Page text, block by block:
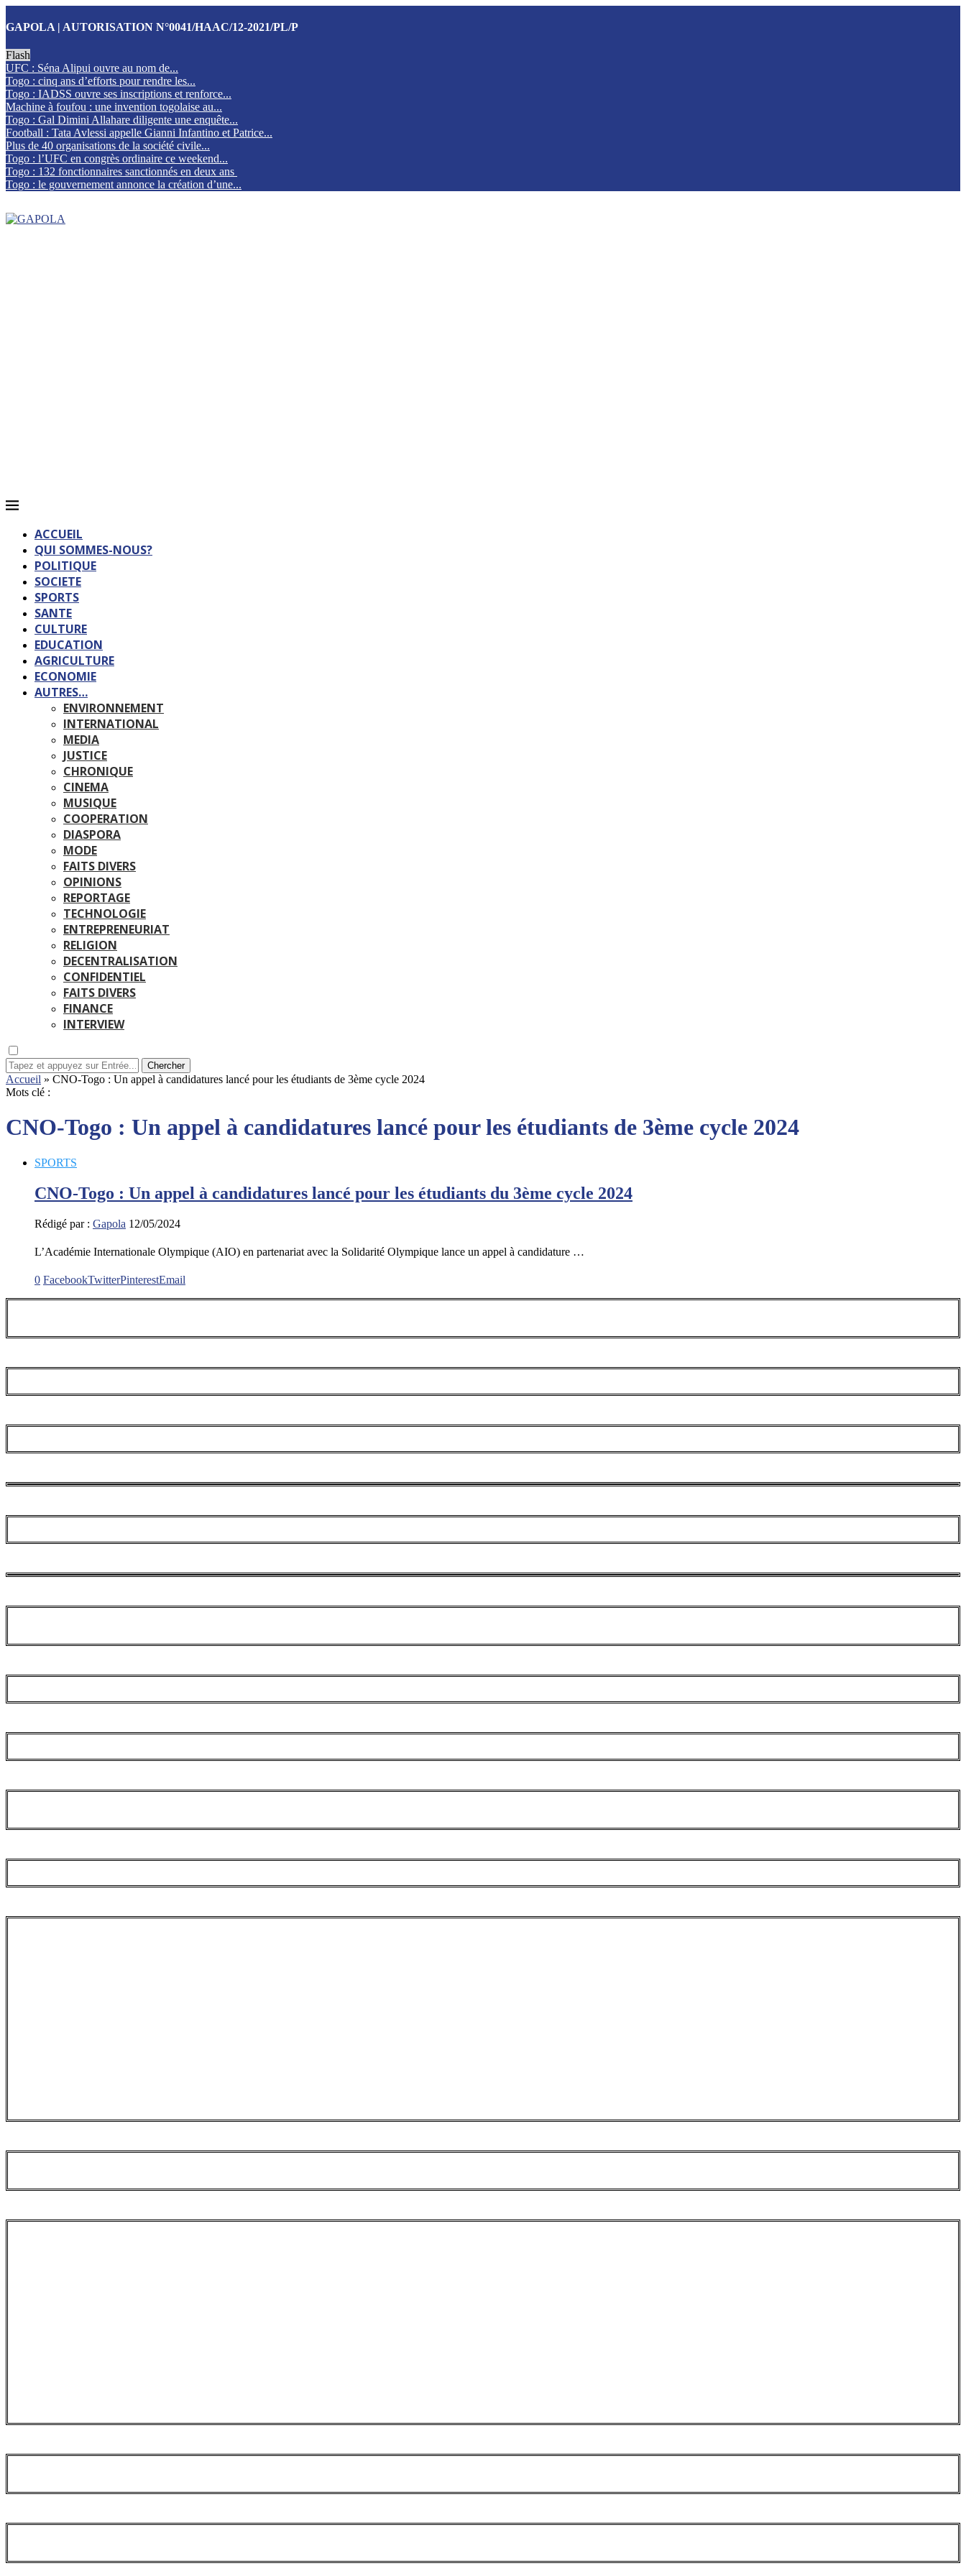
GAPOLA | AUTORISATION N°0041/HAAC/12-2021/PL/P
Flash
UFC : Séna Alipui ouvre au nom de...
Togo : cinq ans d’efforts pour rendre les...
Togo : IADSS ouvre ses inscriptions et renforce...
Machine à foufou : une invention togolaise au...
Togo : Gal Dimini Allahare diligente une enquête...
Football : Tata Avlessi appelle Gianni Infantino et Patrice...
Plus de 40 organisations de la société civile...
Togo : l’UFC en congrès ordinaire ce weekend...
Togo : 132 fonctionnaires sanctionnés en deux ans
Togo : le gouvernement annonce la création d’une...
ACCUEIL
QUI SOMMES-NOUS?
POLITIQUE
SOCIETE
SPORTS
SANTE
CULTURE
EDUCATION
AGRICULTURE
ECONOMIE
AUTRES…
ENVIRONNEMENT
INTERNATIONAL
MEDIA
JUSTICE
CHRONIQUE
CINEMA
MUSIQUE
COOPERATION
DIASPORA
MODE
FAITS DIVERS
OPINIONS
REPORTAGE
TECHNOLOGIE
ENTREPRENEURIAT
RELIGION
DECENTRALISATION
CONFIDENTIEL
FAITS DIVERS
FINANCE
INTERVIEW
Chercher
Accueil » CNO-Togo : Un appel à candidatures lancé pour les étudiants de 3ème cycle 2024
Mots clé :
CNO-Togo : Un appel à candidatures lancé pour les étudiants de 3ème cycle 2024
SPORTS
CNO-Togo : Un appel à candidatures lancé pour les étudiants du 3ème cycle 2024
Rédigé par : Gapola 12/05/2024
L’Académie Internationale Olympique (AIO) en partenariat avec la Solidarité Olympique lance un appel à candidature …
0 FacebookTwitterPinterestEmail